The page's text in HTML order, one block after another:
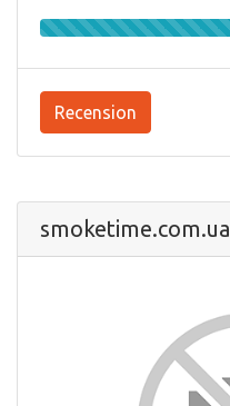
Recension
smoketime.com.ua